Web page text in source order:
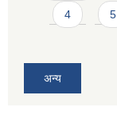
4 5
अन्य